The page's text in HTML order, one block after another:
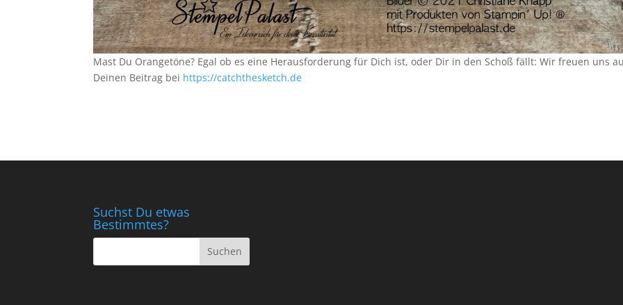
Mast Du Orangetöne? Egal ob es eine Herausforderung für Dich ist, oder Dir in den Schoß fällt: Wir freuen uns
Deinen Beitrag bei https://catchthesketch.de
Suchst Du etwas
Bestimmtes?